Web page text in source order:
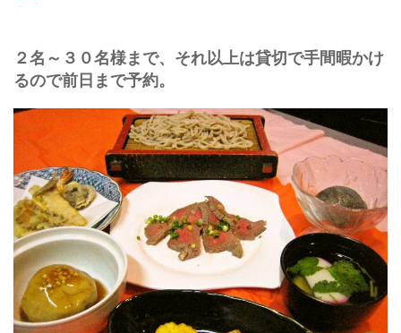
２名～３０名様まで、それ以上は貸切で手間暇かけ
るので前日まで予約。